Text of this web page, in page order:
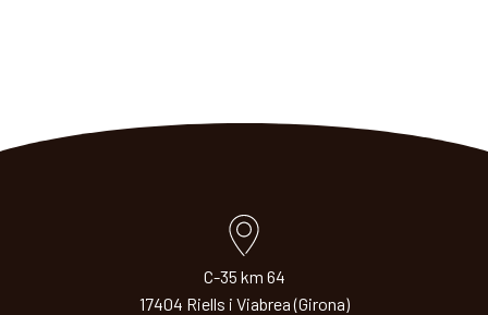
C-35 km 64
17404 Riells i Viabrea (Girona)